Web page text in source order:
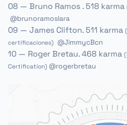
08 — Bruno Ramos . 518 karma
@brunoramoslara
09 — James Clifton. 511 karma
certificaciones) @JimmycBcn
10 — Roger Bretau. 468 karma
Certification) @rogerbretau